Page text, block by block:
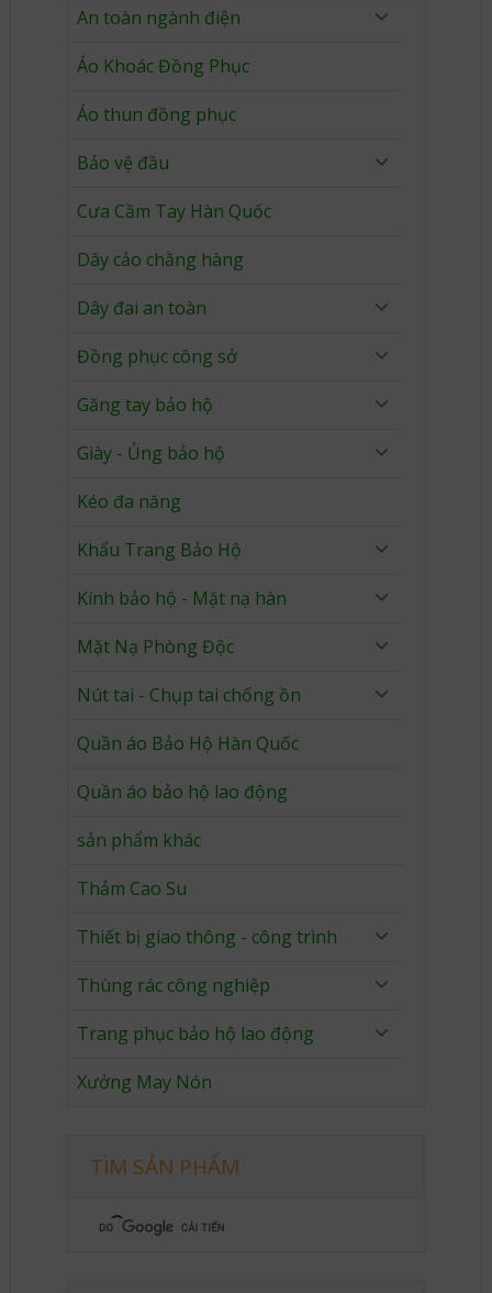
An toàn ngành điện
Áo Khoác Đồng Phục
Áo thun đồng phục
Bảo vệ đầu
Cưa Cầm Tay Hàn Quốc
Dây cảo chằng hàng
Dây đai an toàn
Đồng phục công sở
Găng tay bảo hộ
Giày - Ủng bảo hộ
Kéo đa năng
Khẩu Trang Bảo Hộ
Kính bảo hộ - Mặt nạ hàn
Mặt Nạ Phòng Độc
Nút tai - Chụp tai chống ồn
Quần áo Bảo Hộ Hàn Quốc
Quần áo bảo hộ lao động
sản phẩm khác
Thảm Cao Su
Thiết bị giao thông - công trình
Thùng rác công nghiệp
Trang phục bảo hộ lao động
Xưởng May Nón
TÌM SẢN PHẨM